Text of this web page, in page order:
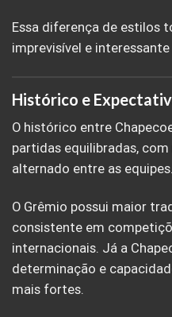
Essa diferença de estilos
imprevisível e
Histórico e
O histórico entre
partidas equilibradas,
alternado entre as equipes.
O Grêmio possui maior
consistente em
internacionais. Já a
determinação e
mais fortes.